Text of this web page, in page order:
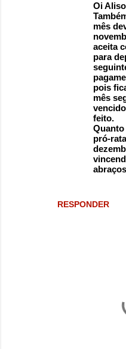
RESPONDER
Oi
mês
aceita
para
pois
mês
feito.
Quanto
pró-
abraços